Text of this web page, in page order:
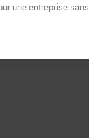
une entreprise sans